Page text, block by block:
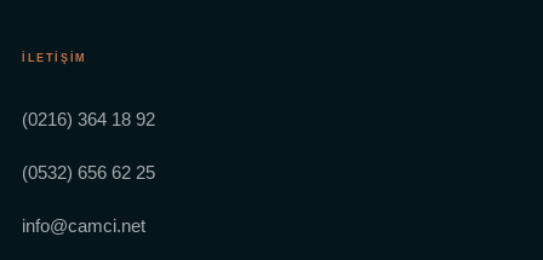
İLETIŞIM
(0216) 364 18 92
(0532) 656 62 25
info@camci.net